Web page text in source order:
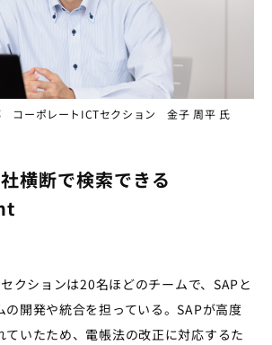
コーポレートICTセクション 金子 周平 氏
横断で検索できる
クションは20名ほどのチームで、SAPと
の開発や統合を担っている。SAPが高度
ていたため、電帳法の改正に対応するた